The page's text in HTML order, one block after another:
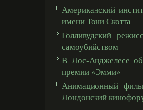
Американский
имени Тони Скотта
Голливудский
самоубийством
В Лос-Анджелесе
премии «Эмми»
Анимационный
Лондонский